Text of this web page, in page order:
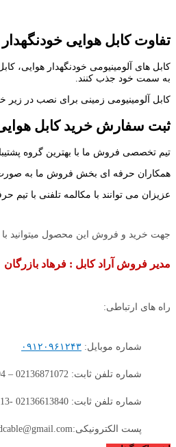
تفاوت کابل هوایی خودنگهدار
کابل های آلومینیومی خودنگهدار هوایی،
به سمت خود جذب کنند.
کابل آلومینیومی زمینی برای نصب در
ثبت سفارش خرید کابل
تیم تخصصی فروش ما با بهترین گروه
همکاران حرفه ای بخش فروش ما به صورت
عزیزان می توانند با مکالمه تلفنی با
جهت خرید و فروش این محصول میتوانید با
مدیر فروش آراد کابل : فرهاد بازرگان
راه های ارتباطی:
شماره موبایل: ۰۹۱۲۰۹۶۱۲۴۳
شماره تلفن ثابت: 02136871072 – 02136871294
شماره تلفن ثابت: 02136613840 -02133911013
پست الکترونیکی:aradcable@gmail.com